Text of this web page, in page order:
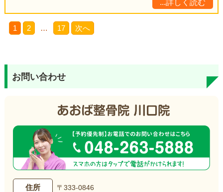
...詳しく読む
1 2 … 17 次へ
お問い合わせ
住所
〒333-0846